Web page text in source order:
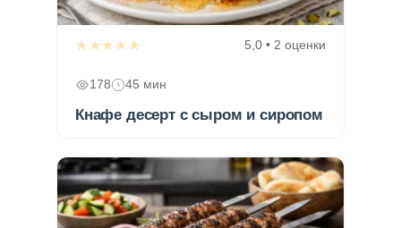
★★★★★ 5,0 • 2 оценки
178 45 мин
Кнафе десерт с сыром и сиропом